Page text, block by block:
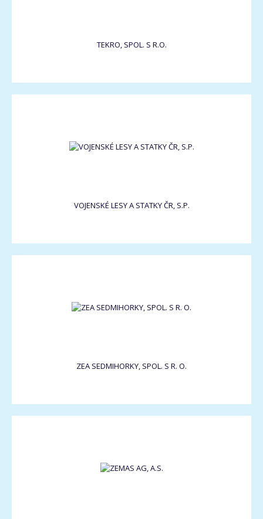
TEKRO, SPOL. S R.O.
VOJENSKÉ LESY A STATKY ČR, S.P.
ZEA SEDMIHORKY, SPOL. S R. O.